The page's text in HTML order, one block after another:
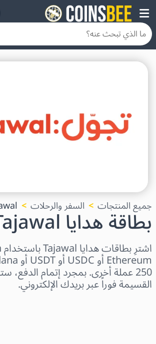
جميع المنتجات السفر والرحلاتبطاقة هدايا Tajawal
250 عملة أخرى. بمجرد إتمام الدفع،
القسيمة فوراً عبر بريدك الإلكتروني.